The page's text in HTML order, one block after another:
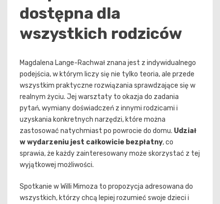
dostępna dla
wszystkich rodziców
Magdalena Lange-Rachwał znana jest z indywidualnego
podejścia, w którym liczy się nie tylko teoria, ale przede
wszystkim praktyczne rozwiązania sprawdzające się w
realnym życiu. Jej warsztaty to okazja do zadania
pytań, wymiany doświadczeń z innymi rodzicami i
uzyskania konkretnych narzędzi, które można
zastosować natychmiast po powrocie do domu. Udział
w wydarzeniu jest całkowicie bezpłatny, co
sprawia, że każdy zainteresowany może skorzystać z tej
wyjątkowej możliwości.
Spotkanie w Willi Mimoza to propozycja adresowana do
wszystkich, którzy chcą lepiej rozumieć swoje dzieci i